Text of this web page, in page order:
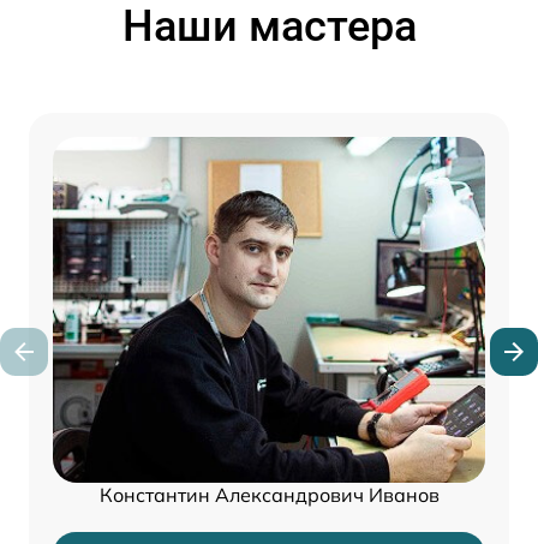
Наши мастера
Константин Александрович Иванов